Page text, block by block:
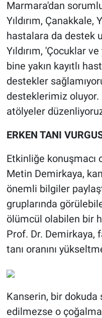
Marmara'dan
Yıldırım, Çanakkale,
hastalara da destek
Yıldırım, 'Çocuklar
bine yakın kayıtlı
destekler
desteklerimiz
atölyeler
ERKEN TANI
Etkinliğe konuşmacı
Metin Demirkaya,
önemli bilgiler
gruplarında
ölümcül olabilen bir
Prof. Dr. Demirkaya,
tanı oranını
Kanserin, bir
edilmezse o